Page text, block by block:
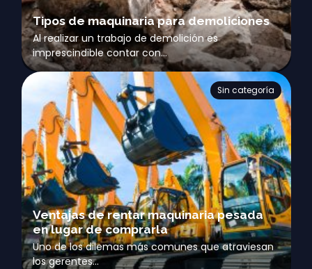
Tipos de maquinaria para demoliciones
Al realizar un trabajo de demolición es
imprescindible contar con…
Sin categoría
Ventajas de rentar maquinaria pesada
en lugar de comprarla
Uno de los dilemas más comunes que atraviesan
los gerentes…